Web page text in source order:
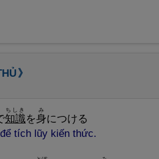
知識
ちしき
を身
み
につける
tích lũy kiến thức.